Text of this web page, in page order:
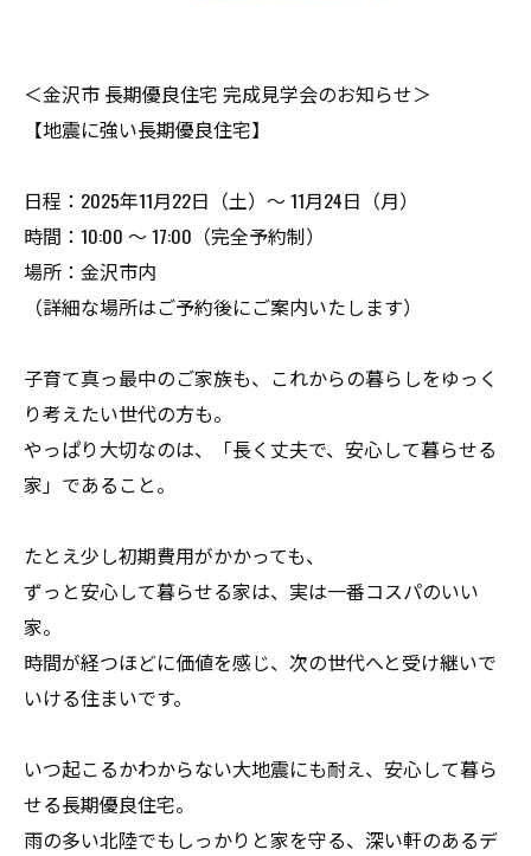
＜金沢市 長期優良住宅 完成見学会のお知らせ＞
【地震に強い長期優良住宅】
日程：2025年11月22日（土）～ 11月24日（月）
時間：10:00 ～ 17:00（完全予約制）
場所：金沢市内
（詳細な場所はご予約後にご案内いたします）
子育て真っ最中のご家族も、これからの暮らしをゆっく
り考えたい世代の方も。
やっぱり大切なのは、「長く丈夫で、安心して暮らせる
家」であること。
たとえ少し初期費用がかかっても、
ずっと安心して暮らせる家は、実は一番コスパのいい
家。
時間が経つほどに価値を感じ、次の世代へと受け継いで
いける住まいです。
いつ起こるかわからない大地震にも耐え、安心して暮ら
せる長期優良住宅。
雨の多い北陸でもしっかりと家を守る、深い軒のあるデ